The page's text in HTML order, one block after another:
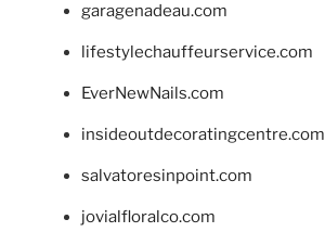
garagenadeau.com
lifestylechauffeurservice.com
EverNewNails.com
insideoutdecoratingcentre.com
salvatoresinpoint.com
jovialfloralco.com